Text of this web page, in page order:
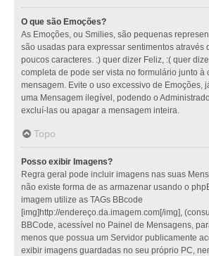
O que são Emoções?
As Emoções, ou Smilies, são pequenas
são usadas para expressar sentimentos através
poucos caracteres. :) quer dizer Feliz, :( quer
completa de pode ser vista no formulário junto à
mensagem. Evite o uso excessivo de Emoções,
uma Mensagem ilegível, podendo o
excluí-las ou apagar a mensagem inteira.
Topo
Posso exibir Imagens?
Regra geral pode incluir imagens nas suas
não existe forma de as armazenar usando o
imagem utilize as TAGs BBcode
[img]http://endereço.da.imagem.com[/img],
BBCode, acessível no Painel de Mensagens,
menos que possua um Servidor publicamente
exibir imagens guardadas no seu próprio PC,